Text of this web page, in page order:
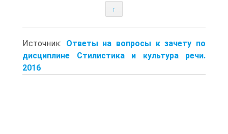
↑
Источник: Ответы на вопросы к зачету по
дисциплине Стилистика и культура речи.
2016